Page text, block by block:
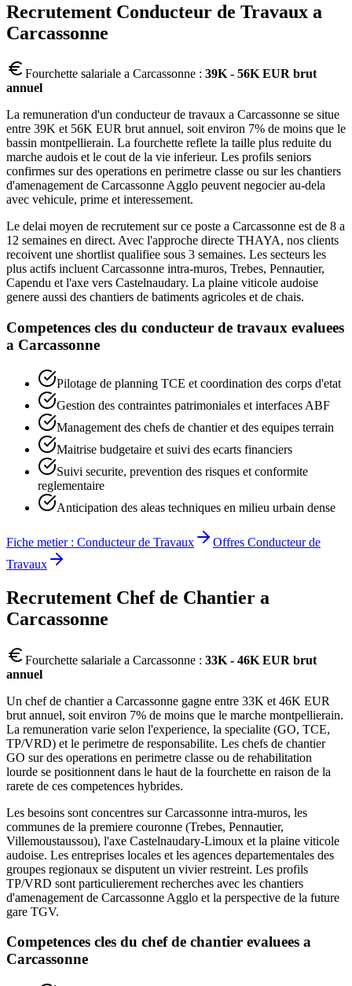
Recrutement Conducteur de Travaux a
Carcassonne
Fourchette salariale a Carcassonne : 39K - 56K EUR brut
annuel
La remuneration d'un conducteur de travaux a Carcassonne se situe
entre 39K et 56K EUR brut annuel, soit environ 7% de moins que le
bassin montpellierain. La fourchette reflete la taille plus reduite du
marche audois et le cout de la vie inferieur. Les profils seniors
confirmes sur des operations en perimetre classe ou sur les chantiers
d'amenagement de Carcassonne Agglo peuvent negocier au-dela
avec vehicule, prime et interessement.
Le delai moyen de recrutement sur ce poste a Carcassonne est de 8 a
12 semaines en direct. Avec l'approche directe THAYA, nos clients
recoivent une shortlist qualifiee sous 3 semaines. Les secteurs les
plus actifs incluent Carcassonne intra-muros, Trebes, Pennautier,
Capendu et l'axe vers Castelnaudary. La plaine viticole audoise
genere aussi des chantiers de batiments agricoles et de chais.
Competences cles du conducteur de travaux evaluees
a Carcassonne
Pilotage de planning TCE et coordination des corps d'etat
Gestion des contraintes patrimoniales et interfaces ABF
Management des chefs de chantier et des equipes terrain
Maitrise budgetaire et suivi des ecarts financiers
Suivi securite, prevention des risques et conformite
reglementaire
Anticipation des aleas techniques en milieu urbain dense
Fiche metier : Conducteur de Travaux Offres Conducteur de
Travaux
Recrutement Chef de Chantier a
Carcassonne
Fourchette salariale a Carcassonne : 33K - 46K EUR brut
annuel
Un chef de chantier a Carcassonne gagne entre 33K et 46K EUR
brut annuel, soit environ 7% de moins que le marche montpellierain.
La remuneration varie selon l'experience, la specialite (GO, TCE,
TP/VRD) et le perimetre de responsabilite. Les chefs de chantier
GO sur des operations en perimetre classe ou de rehabilitation
lourde se positionnent dans le haut de la fourchette en raison de la
rarete de ces competences hybrides.
Les besoins sont concentres sur Carcassonne intra-muros, les
communes de la premiere couronne (Trebes, Pennautier,
Villemoustaussou), l'axe Castelnaudary-Limoux et la plaine viticole
audoise. Les entreprises locales et les agences departementales des
groupes regionaux se disputent un vivier restreint. Les profils
TP/VRD sont particulierement recherches avec les chantiers
d'amenagement de Carcassonne Agglo et la perspective de la future
gare TGV.
Competences cles du chef de chantier evaluees a
Carcassonne